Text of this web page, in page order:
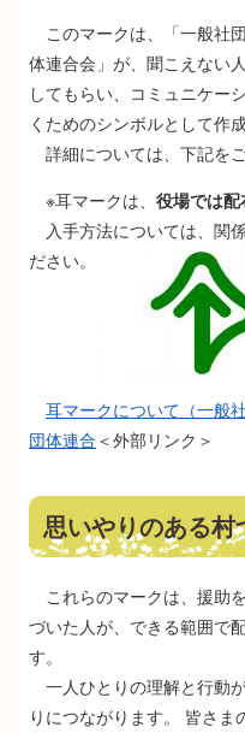
このマークは、「一般社
体連合会」が、聞こえない
してもらい、コミュニケー
くためのシンボルとして作
詳細については、下記をご
※耳マークは、 役場では
入手方法については、関
ださい。
耳マークについて（一般
団体連合 ＜外部リンク＞
思いやりのある
これらのマークは、援助
づいた人が、できる範囲で
す。
一人ひとりの理解と行動
りにつながります。 皆さま